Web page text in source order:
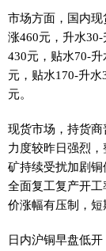
市场方面，国内现
涨460元，升水
430元，贴水70-
元，贴水170-升
元。
现货市场，持货
力度较昨日强烈
矿持续受扰加剧
全面复工复产开
价涨幅有压制，短
日内沪铜早盘低